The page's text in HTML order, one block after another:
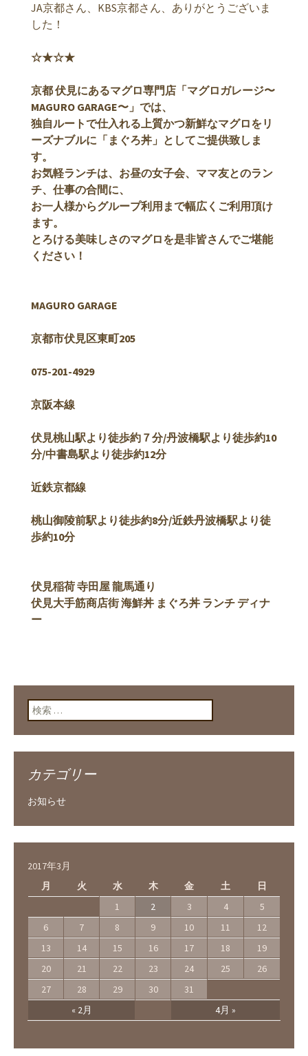
JA京都さん、KBS京都さん、ありがとうございま
した！
☆★☆★
京都 伏見にあるマグロ専門店「マグロガレージ〜
MAGURO GARAGE〜」では、
独自ルートで仕入れる上質かつ新鮮なマグロをリ
ーズナブルに「まぐろ丼」としてご提供致しま
す。
お気軽ランチは、お昼の女子会、ママ友とのラン
チ、仕事の合間に、
お一人様からグループ利用まで幅広くご利用頂け
ます。
とろける美味しさのマグロを是非皆さんでご堪能
ください！
MAGURO GARAGE
京都市伏見区東町205
075-201-4929
京阪本線
伏見桃山駅より徒歩約７分/丹波橋駅より徒歩約10
分/中書島駅より徒歩約12分
近鉄京都線
桃山御陵前駅より徒歩約8分/近鉄丹波橋駅より徒
歩約10分
伏見稲荷 寺田屋 龍馬通り
伏見大手筋商店街 海鮮丼 まぐろ丼 ランチ ディナ
ー
検索:
カテゴリー
お知らせ
2017年3月
月
火 水 木 金 土 日
« 2月 4月 »
1 2 3 4
5
6
7 8 9 10 11
12
13
14 15 16 17 18
19
20
21 22 23 24 25
26
27
28 29 30 31